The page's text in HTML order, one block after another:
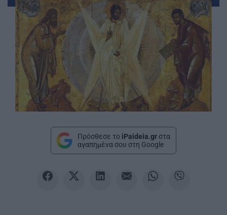
Πρόσθεσε το iPaideia.gr στα
αγαπημένα σου στη Google